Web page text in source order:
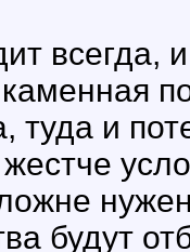
всегда,
туда и
будут